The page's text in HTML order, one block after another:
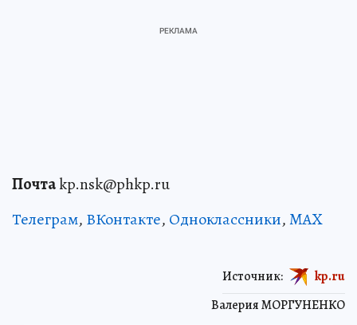
Почтаkp.nsk@phkp.ru
Телеграм, ВКонтакте, Одноклассники,MAX
Валерия МОРГУНЕНКО
Источник: kp.ru